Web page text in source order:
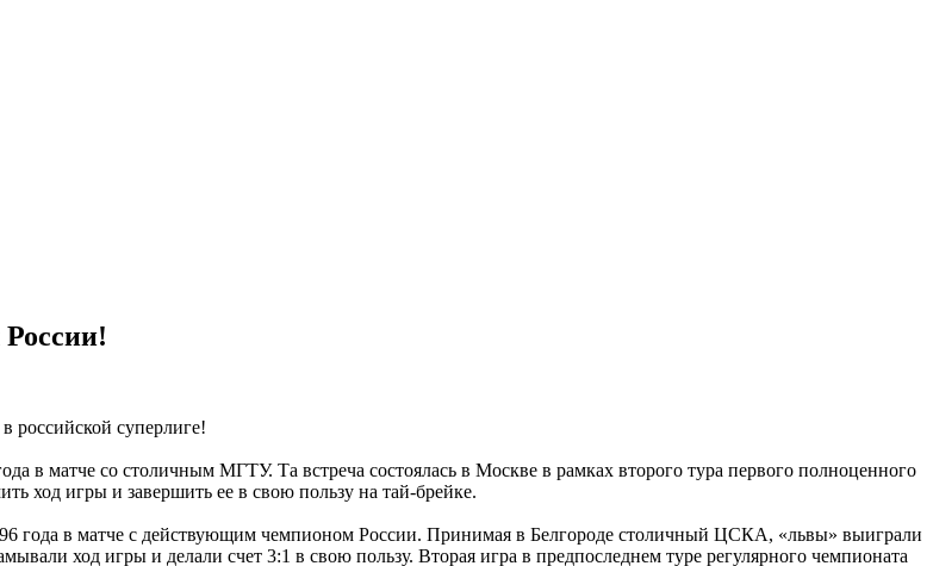
российской суперлиге!
в матче со столичным МГТУ. Та встреча состоялась в Москве в рамках второго тура первого полноценного
ход игры и завершить ее в свою пользу на тай-брейке.
года в матче с действующим чемпионом России. Принимая в Белгороде столичный ЦСКА, «львы» выиграли
ход игры и делали счет 3:1 в свою пользу. Вторая игра в предпоследнем туре регулярного чемпионата